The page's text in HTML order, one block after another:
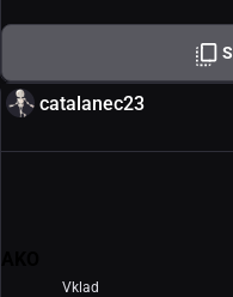
catalanec23
Vklad